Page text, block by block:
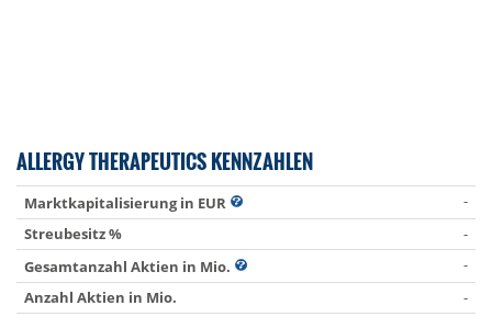
ALLERGY THERAPEUTICS KENNZAHLEN
Marktkapitalisierung in EUR
-
Streubesitz %
-
Gesamtanzahl Aktien in Mio.
-
Anzahl Aktien in Mio.
-